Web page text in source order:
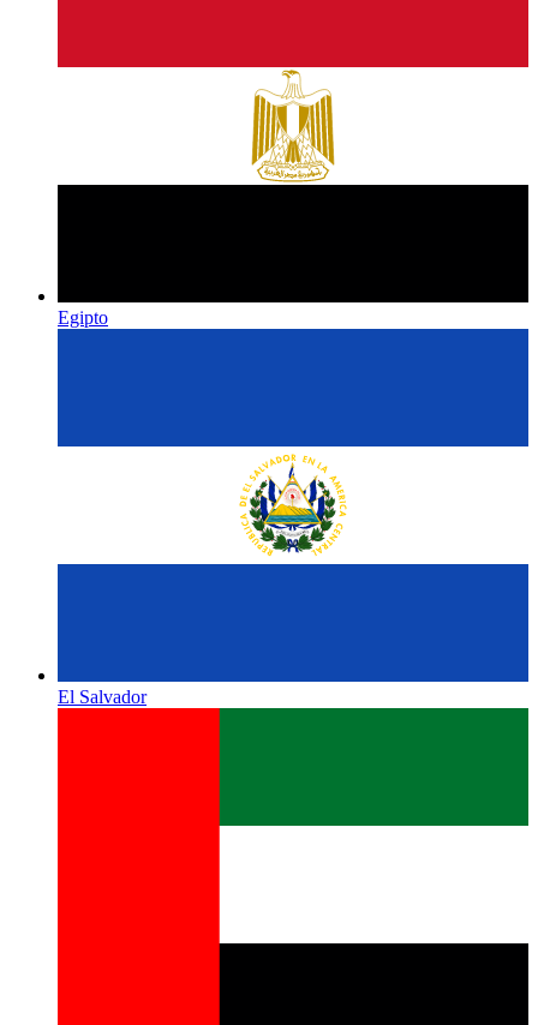
Egipto
El Salvador